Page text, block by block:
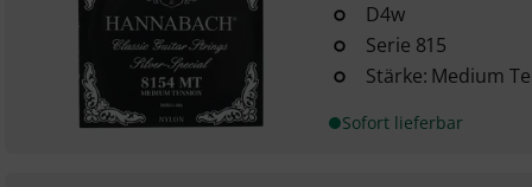
D4w
Serie 815
Stärke: Medium
Sofort lieferbar